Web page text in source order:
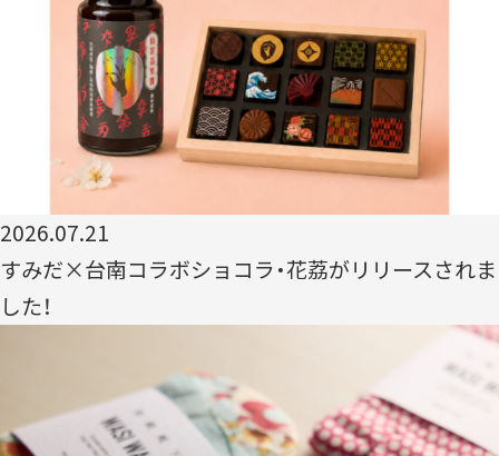
2026.07.21
すみだ×台南コラボショコラ・花荔がリリースされま
した！